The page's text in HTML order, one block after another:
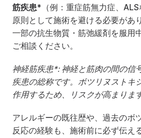
筋疾患* （例：重症筋無力症、
原則として施術を避ける必要があ
一部の抗生物質・筋弛緩剤を服用
ご相談ください。
神経筋疾患*: 神経と筋肉の間の信
疾患の総称です。ボツリヌストキ
作用するため、リスクが高まります
アレルギーの既往歴や、過去のボ
反応の経験も、施術前に必ず伝え